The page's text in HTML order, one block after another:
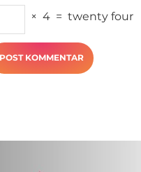
× 4 = twenty four